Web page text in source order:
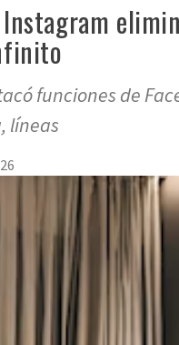
funciones de
líneas